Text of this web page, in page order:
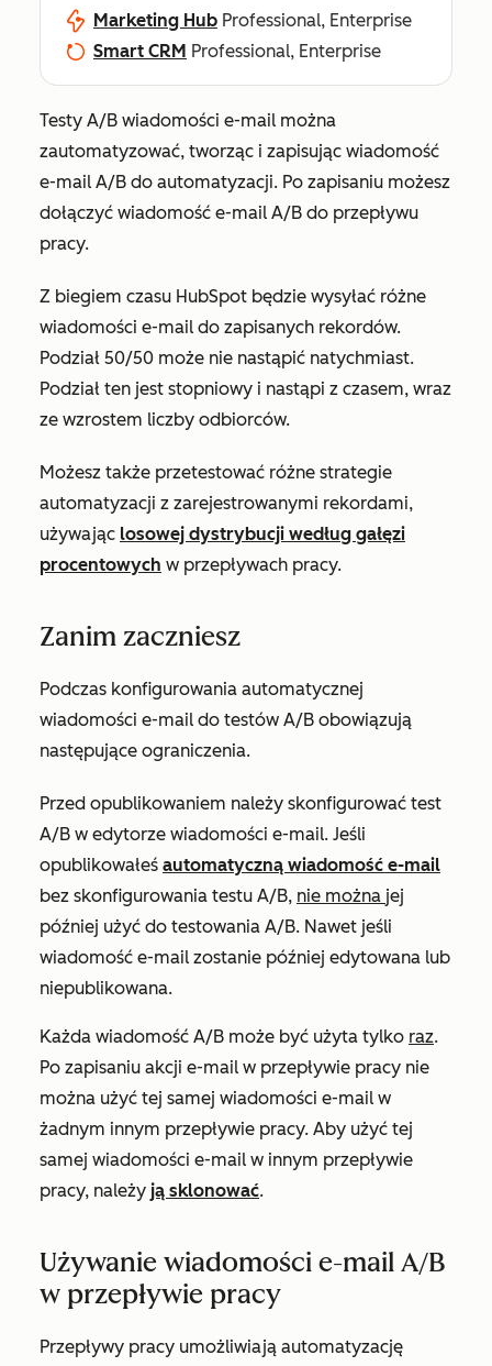
Marketing Hub Professional, Enterprise
Smart CRM Professional, Enterprise
Testy A/B wiadomości e-mail można
zautomatyzować, tworząc i zapisując wiadomość
e-mail A/B do automatyzacji. Po zapisaniu możesz
dołączyć wiadomość e-mail A/B do przepływu
pracy.
Z biegiem czasu HubSpot będzie wysyłać różne
wiadomości e-mail do zapisanych rekordów.
Podział 50/50 może nie nastąpić natychmiast.
Podział ten jest stopniowy i nastąpi z czasem, wraz
ze wzrostem liczby odbiorców.
Możesz także przetestować różne strategie
automatyzacji z zarejestrowanymi rekordami,
używając losowej dystrybucji według gałęzi
procentowych w przepływach pracy.
Zanim zaczniesz
Podczas konfigurowania automatycznej
wiadomości e-mail do testów A/B obowiązują
następujące ograniczenia.
Przed opublikowaniem należy skonfigurować test
A/B w edytorze wiadomości e-mail. Jeśli
opublikowałeś automatyczną wiadomość e-mail
bez skonfigurowania testu A/B, nie można jej
później użyć do testowania A/B. Nawet jeśli
wiadomość e-mail zostanie później edytowana lub
niepublikowana.
Każda wiadomość A/B może być użyta tylko raz.
Po zapisaniu akcji e-mail w przepływie pracy nie
można użyć tej samej wiadomości e-mail w
żadnym innym przepływie pracy. Aby użyć tej
samej wiadomości e-mail w innym przepływie
pracy, należy ją sklonować.
Używanie wiadomości e-mail A/B
w przepływie pracy
Przepływy pracy umożliwiają automatyzację